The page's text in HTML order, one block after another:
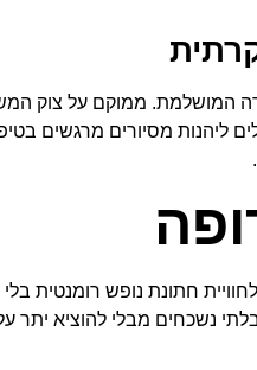
המושלמת. ממוקם על צוק
ליהנות מסיורים מרגשים
חתונת נופש רומנטית
בלתי נשכחים מבלי להוציא